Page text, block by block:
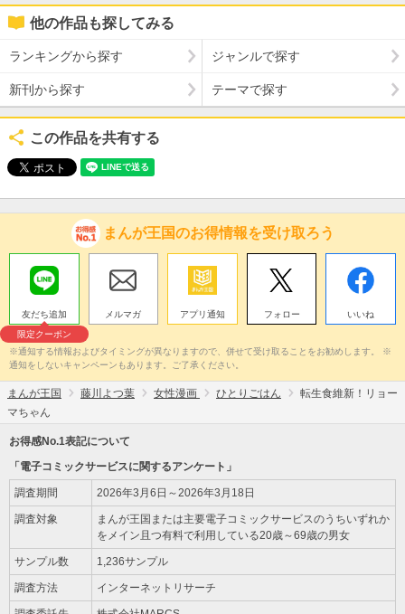
他の作品も探してみる
ランキングから探す ジャンルで探す
新刊から探す テーマで探す
この作品を共有する
まんが王国のお得情報を受け取ろう
友だち追加
限定クーポン
メルマガ アプリ通知 フォロー いいね
※通知する情報およびタイミングが異なりますので、併せて受け取ることをお勧めします。 ※
通知をしないキャンペーンもあります。ご了承ください。
まんが王国 藤川よつ葉 女性漫画 ひとりごはん
転生食維新！リョー
マちゃん
お得感No.1表記について
「電子コミックサービスに関するアンケート」
調査期間 2026年3月6日～2026年3月18日
調査対象
まんが王国または主要電子コミックサービスのうちいずれか
をメイン且つ有料で利用している20歳～69歳の男女
サンプル数 1,236サンプル
調査方法 インターネットリサーチ